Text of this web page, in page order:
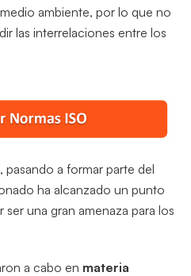
ambiente, por lo que no
las interrelaciones entre los
pasando a formar parte del
ha alcanzado un punto
una gran amenaza para los
a cabo en materia